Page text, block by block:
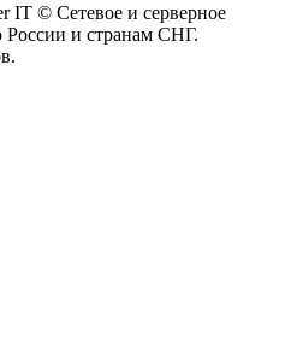
IT © Сетевое и серверное
России и странам СНГ.